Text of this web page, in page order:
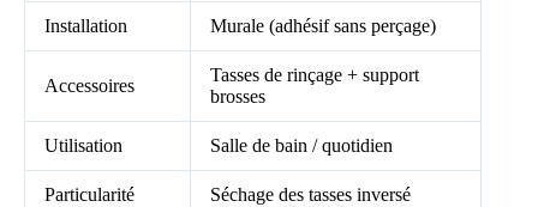
Installation Murale (adhésif sans perçage)
Accessoires
Tasses de rinçage + support
brosses
Utilisation Salle de bain / quotidien
Particularité Séchage des tasses inversé